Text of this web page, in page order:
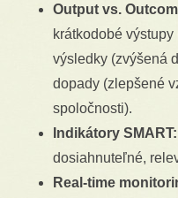
Output vs.
krátkodobé
výsledky (zvýšená
dopady (zlepšené
spoločnosti).
Indikátory SMART:
dosiahnuteľné,
Real-time